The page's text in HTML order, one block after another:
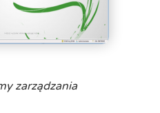
zarządzania